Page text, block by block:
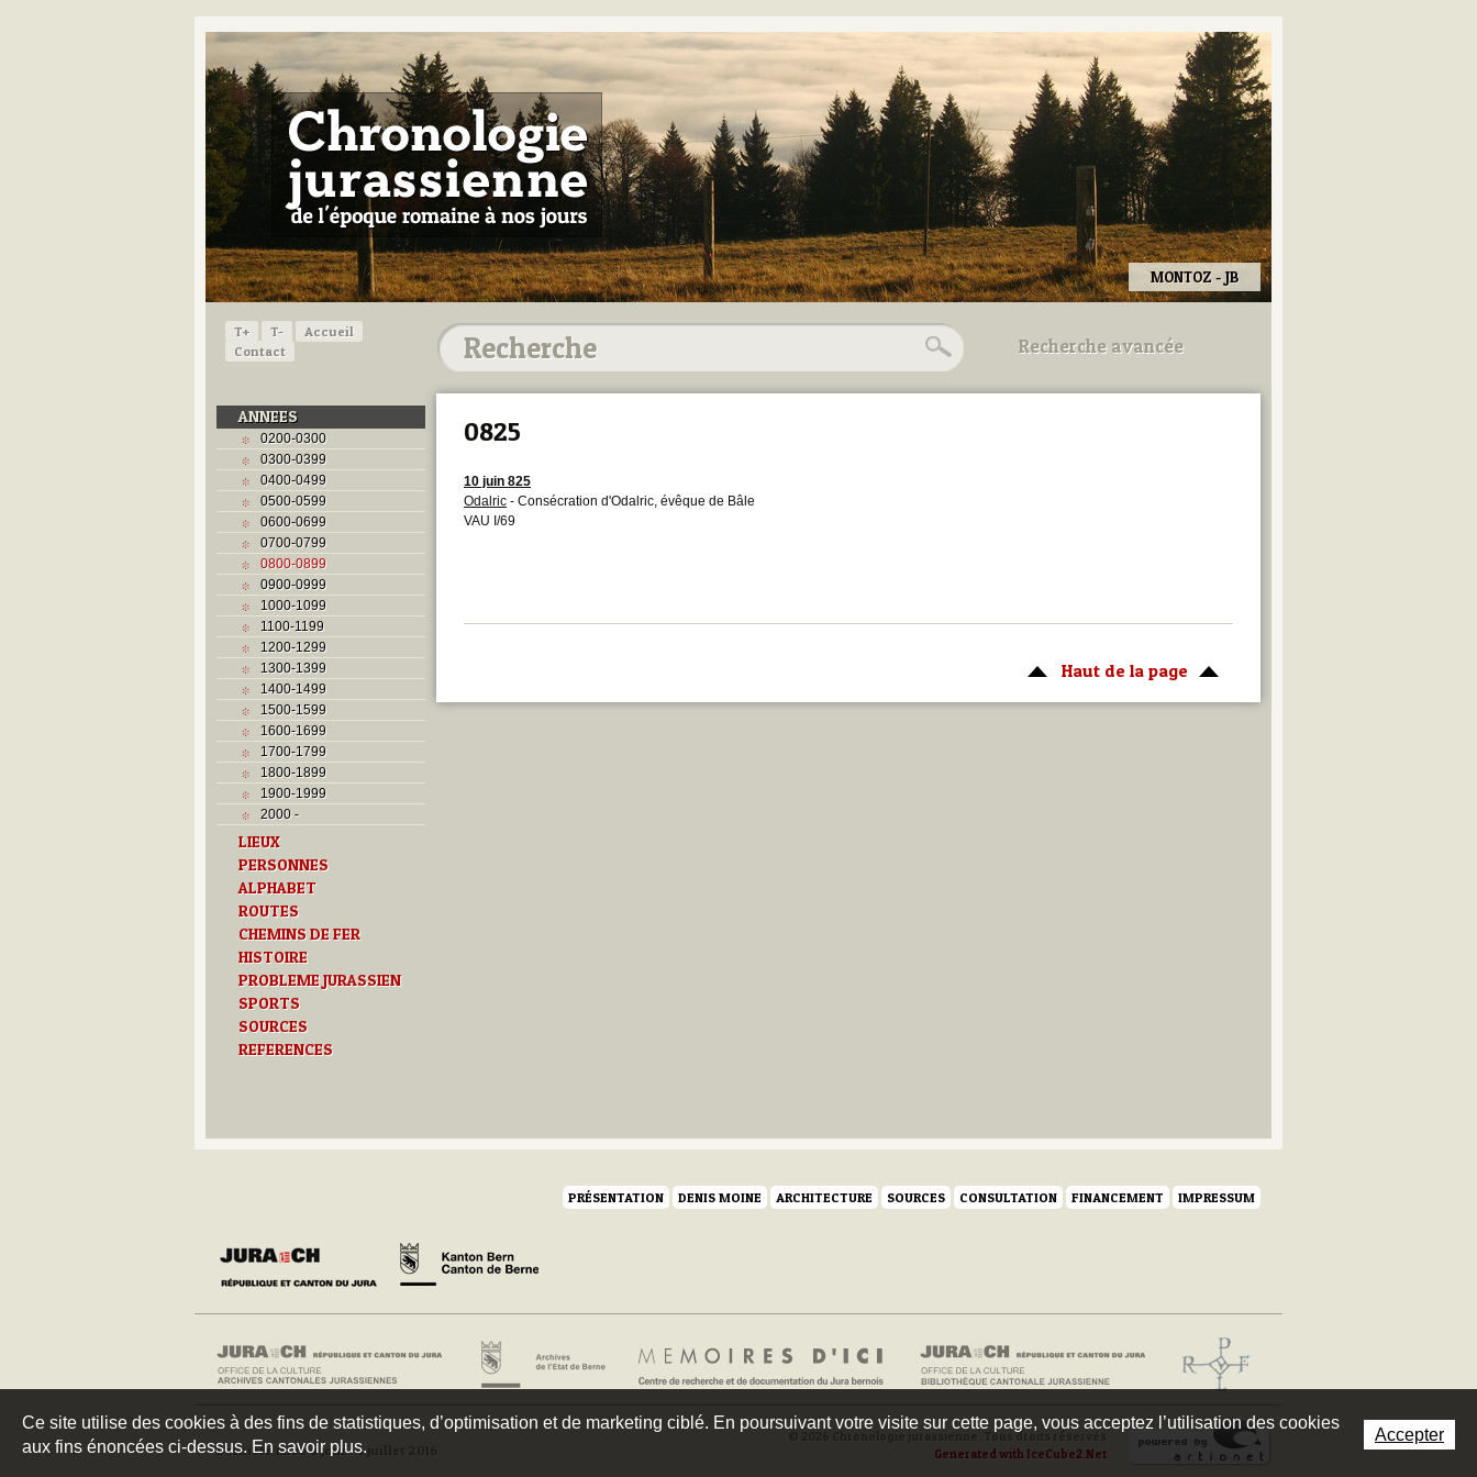
MONTOZ - JB
T+ T-
Accueil
Contact
ANNEES
0200-0300
0300-0399
0400-0499
0500-0599
0600-0699
0700-0799
0800-0899
0900-0999
1000-1099
1100-1199
1200-1299
1300-1399
1400-1499
1500-1599
1600-1699
1700-1799
1800-1899
1900-1999
2000 -
LIEUX
PERSONNES
ALPHABET
ROUTES
CHEMINS DE FER
HISTOIRE
PROBLEME JURASSIEN
SPORTS
SOURCES
REFERENCES
Recherche avancée
Utilisez les champs ci-dessous
0825
10 juin 825
Odalric - Consécration d'Odalric, évêque de Bâle
VAU I/69
Haut de la page
PRÉSENTATION DENIS MOINE ARCHITECTURE SOURCES CONSULTATION FINANCEMENT IMPRESSUM
© 2026 Chronologie jurassienne. Tous droits réservés
Generated with IceCube2.Net
Dernière mise à jour : 4 juillet 2016
Ce site utilise des cookies à des fins de statistiques, d’optimisation et de marketing ciblé. En poursuivant votre visite sur cette page, vous acceptez l’utilisation des cookies
aux fins énoncées ci-dessus. En savoir plus.
Accepter